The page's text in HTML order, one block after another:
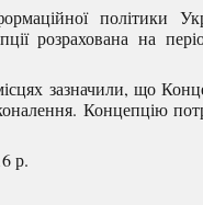
політики
розрахована на
зазначили, що
Концепцію
р.